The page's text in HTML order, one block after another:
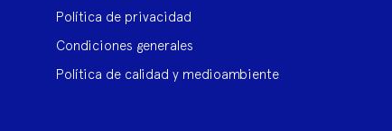
Política de privacidad
Condiciones generales
Política de calidad y medioambiente